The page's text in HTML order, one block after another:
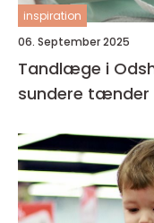
inspiration
06. September 2025
Tandlæge i
sundere tænder